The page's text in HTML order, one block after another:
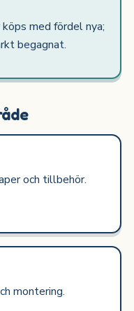
med fördel nya;
begagnat.
och tillbehör.
montering.